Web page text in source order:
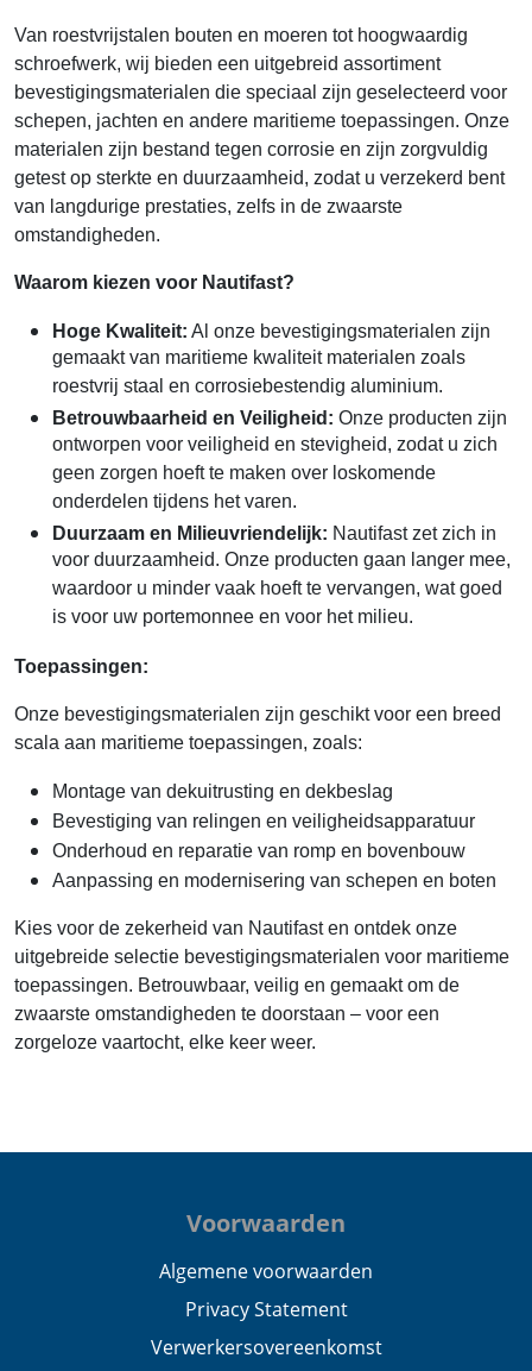
Van roestvrijstalen bouten en moeren tot hoogwaardig
schroefwerk, wij bieden een uitgebreid assortiment
bevestigingsmaterialen die speciaal zijn geselecteerd voor
schepen, jachten en andere maritieme toepassingen. Onze
materialen zijn bestand tegen corrosie en zijn zorgvuldig
getest op sterkte en duurzaamheid, zodat u verzekerd bent
van langdurige prestaties, zelfs in de zwaarste
omstandigheden.
Waarom kiezen voor Nautifast?
Hoge Kwaliteit: Al onze bevestigingsmaterialen zijn
gemaakt van maritieme kwaliteit materialen zoals
roestvrij staal en corrosiebestendig aluminium.
Betrouwbaarheid en Veiligheid: Onze producten zijn
ontworpen voor veiligheid en stevigheid, zodat u zich
geen zorgen hoeft te maken over loskomende
onderdelen tijdens het varen.
Duurzaam en Milieuvriendelijk: Nautifast zet zich in
voor duurzaamheid. Onze producten gaan langer mee,
waardoor u minder vaak hoeft te vervangen, wat goed
is voor uw portemonnee en voor het milieu.
Toepassingen:
Onze bevestigingsmaterialen zijn geschikt voor een breed
scala aan maritieme toepassingen, zoals:
Montage van dekuitrusting en dekbeslag
Bevestiging van relingen en veiligheidsapparatuur
Onderhoud en reparatie van romp en bovenbouw
Aanpassing en modernisering van schepen en boten
Kies voor de zekerheid van Nautifast en ontdek onze
uitgebreide selectie bevestigingsmaterialen voor maritieme
toepassingen. Betrouwbaar, veilig en gemaakt om de
zwaarste omstandigheden te doorstaan – voor een
zorgeloze vaartocht, elke keer weer.
Voorwaarden
Algemene voorwaarden
Privacy Statement
Verwerkersovereenkomst